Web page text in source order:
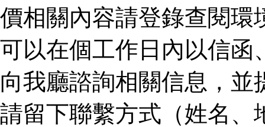
價相關內容請登錄查閱環
可以在個工作日內以信函
向我廳諮詢相關信息，
請留下聯繫方式（姓名、